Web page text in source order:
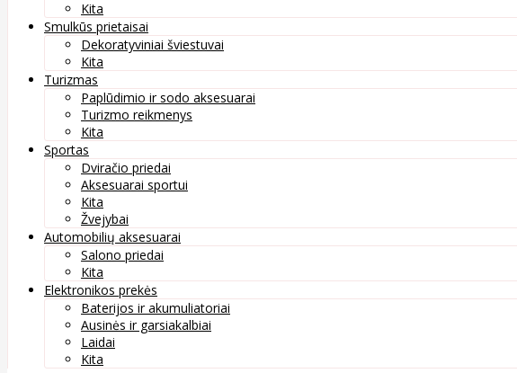
Kita
Smulkūs prietaisai
Dekoratyviniai šviestuvai
Kita
Turizmas
Paplūdimio ir sodo aksesuarai
Turizmo reikmenys
Kita
Sportas
Dviračio priedai
Aksesuarai sportui
Kita
Žvejybai
Automobilių aksesuarai
Salono priedai
Kita
Elektronikos prekės
Baterijos ir akumuliatoriai
Ausinės ir garsiakalbiai
Laidai
Kita